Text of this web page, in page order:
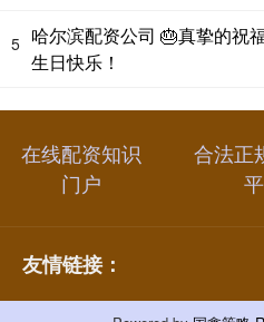
5 哈尔滨配资公司 🎂真挚的祝
生日快乐！
在线配资知识
门户
合法正
友情链接：